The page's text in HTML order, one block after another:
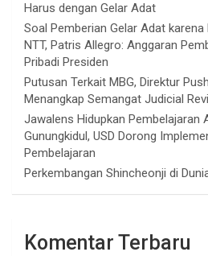
Harus dengan Gelar Adat
Soal Pemberian Gelar Adat
NTT, Patris Allegro: Anggaran
Pribadi Presiden
Putusan Terkait MBG, Direktur
Menangkap Semangat Judicial
Jawalens Hidupkan Pembelajaran
Gunungkidul, USD Dorong
Pembelajaran
Perkembangan Shincheonji di
Komentar Terbaru